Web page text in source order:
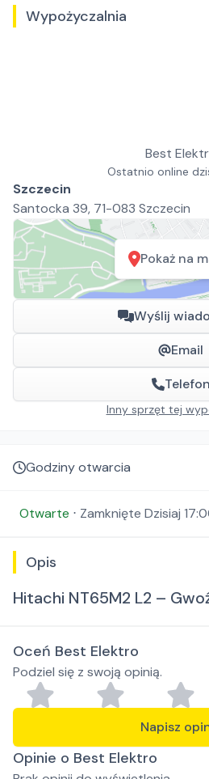
Wypożyczalnia
Best
Ostatnio online
Szczecin
Santocka 39, 71-083 Szczecin
Pokaż na
Wyślij
Email
Telefon
Inny sprzęt tej
Godziny otwarcia
Otwarte ⋅ Zamknięte Dzisiaj
Opis
Hitachi NT65M2 L2 –
Oceń Best Elektro
Podziel się z swoją opinią.
Napisz
Opinie o Best Elektro